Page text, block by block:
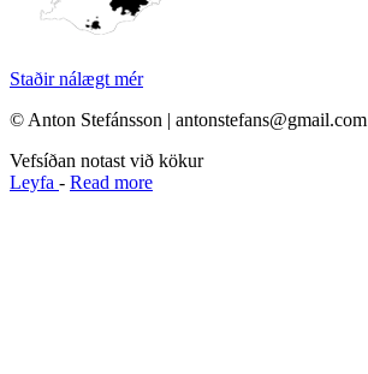
Staðir nálægt mér
© Anton Stefánsson | antonstefans@gmail.com
Vefsíðan notast við kökur
Leyfa - Read more